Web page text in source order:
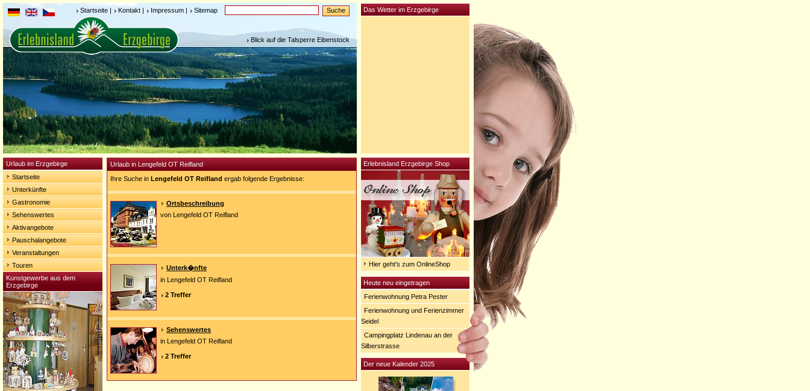
Startseite | Kontakt | Impressum | Sitemap
Blick auf die Talsperre Eibenstock
Urlaub im Erzgebirge
Startseite
Unterkünfte
Gastronomie
Sehenswertes
Aktivangebote
Pauschalangebote
Veranstaltungen
Touren
Kunstgewerbe aus dem
Erzgebirge
Urlaub in Lengefeld OT Reifland
Ihre Suche in Lengefeld OT Reifland ergab folgende Ergebnisse:
Ortsbeschreibung
von Lengefeld OT Reifland
Unterk�nfte
in Lengefeld OT Reifland
2 Treffer
Sehenswertes
in Lengefeld OT Reifland
2 Treffer
Erlebnisland Erzgebirge Shop
Hier geht's zum OnlineShop
Heute neu eingetragen
Ferienwohnung Petra Pester
Ferienwohnung und Ferienzimmer
Seidel
Campingplatz Lindenau an der
Silberstrasse
Der neue Kalender 2025
Das Wetter im Erzgebirge